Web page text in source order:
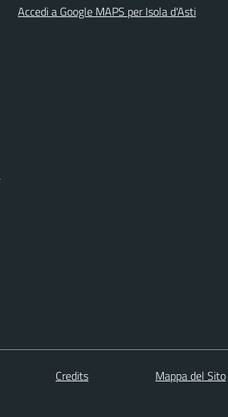
Accedi a Google MAPS per Isola d'Asti
Credits Mappa del Sito